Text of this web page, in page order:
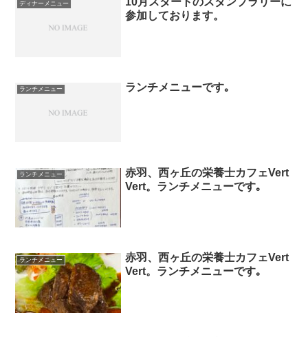
ディナーメニュー
参加しております。
ランチメニュー ランチメニューです｡
ランチメニュー
赤羽、西ヶ丘の栄養士カフェVert
Vert。ランチメニューです｡
ランチメニュー
赤羽、西ヶ丘の栄養士カフェVert
Vert。ランチメニューです｡